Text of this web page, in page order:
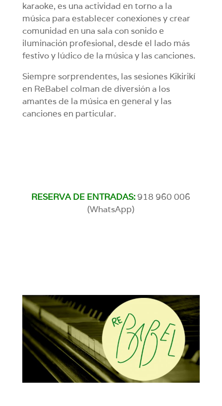
karaoke, es una actividad en torno a la
música para establecer conexiones y crear
comunidad en una sala con sonido e
iluminación profesional, desde el lado más
festivo y lúdico de la música y las canciones.
Siempre sorprendentes, las sesiones Kikirikí
en ReBabel colman de diversión a los
amantes de la música en general y las
canciones en particular.
RESERVA DE ENTRADAS:918 960 006
(WhatsApp)